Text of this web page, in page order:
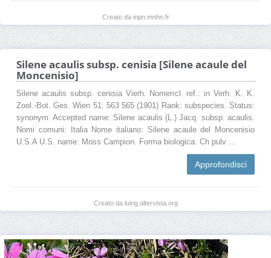
Creato da inpn.mnhn.fr
Silene acaulis subsp. cenisia [Silene acaule del
Moncenisio]
Silene acaulis subsp. cenisia Vierh. Nomencl. ref.: in Verh. K. K.
Zool.-Bot. Ges. Wien 51: 563 565 (1901) Rank: subspecies. Status:
synonym. Accepted name: Silene acaulis (L.) Jacq. subsp. acaulis.
Nomi comuni: Italia Nome italiano: Silene acaule del Moncenisio
U.S.A U.S. name: Moss Campion. Forma biologica: Ch pulv ...
Approfondisci
Creato da luirig.altervista.org